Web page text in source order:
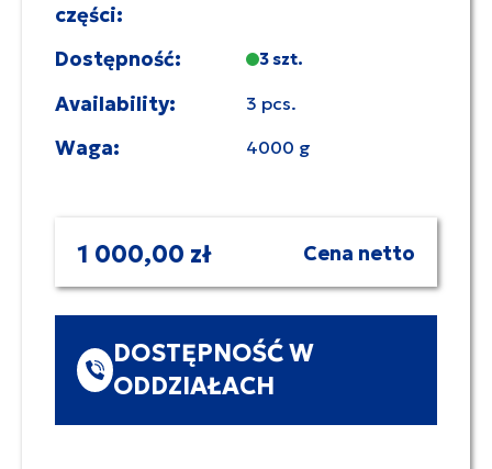
części:
Dostępność: 3 szt.
Availability: 3 pcs.
Waga: 4000 g
1 000,00 zł Cena netto
DOSTĘPNOŚĆ W
ODDZIAŁACH